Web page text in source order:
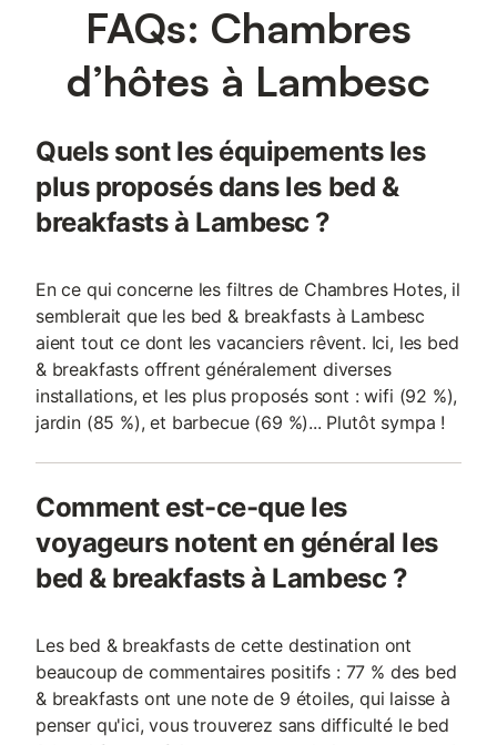
FAQs: Chambres
d’hôtes à Lambesc
Quels sont les équipements les
plus proposés dans les bed &
breakfasts à Lambesc ?
En ce qui concerne les filtres de Chambres Hotes, il
semblerait que les bed & breakfasts à Lambesc
aient tout ce dont les vacanciers rêvent. Ici, les bed
& breakfasts offrent généralement diverses
installations, et les plus proposés sont : wifi (92 %),
jardin (85 %), et barbecue (69 %)... Plutôt sympa !
Comment est-ce-que les
voyageurs notent en général les
bed & breakfasts à Lambesc ?
Les bed & breakfasts de cette destination ont
beaucoup de commentaires positifs : 77 % des bed
& breakfasts ont une note de 9 étoiles, qui laisse à
penser qu'ici, vous trouverez sans difficulté le bed